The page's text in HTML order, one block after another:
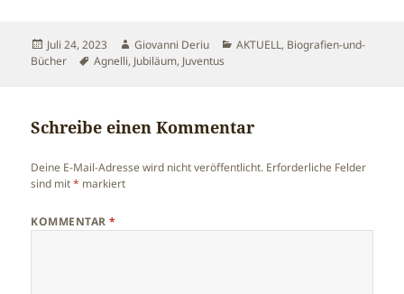
Veröffentlicht
am
Juli 24, 2023 Autor
Giovanni Deriu Kategorien
AKTUELL, Biografien-und-
Bücher
Schlagwörter
Agnelli, Jubiläum, Juventus
Schreibe einen Kommentar
Deine E-Mail-Adresse wird nicht veröffentlicht. Erforderliche Felder
sind mit* markiert
KOMMENTAR*